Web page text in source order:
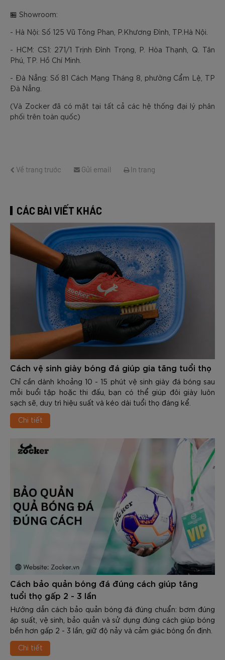
🏪 Showroom:
- Hà Nội: Số 125 Vũ Tông Phan, P.Khương Đình, TP.Hà Nội.
- HCM: CS1: 271/1 Trịnh Đình Trọng, P. Hòa Thạnh, Q. Tân
Phú, TP. Hồ Chí Minh.
- Đà Nẵng: Số 81 Cách Mạng Tháng 8, phường Cẩm Lệ, TP
Đà Nẵng.
(Và Zocker đã có mặt tại tất cả các hệ thống đại lý phân
phối trên toàn quốc)
Về trang trước Gửi email In trang
CÁC BÀI VIẾT KHÁC
Cách vệ sinh giày bóng đá giúp gia tăng tuổi thọ
Chỉ cần dành khoảng 10 - 15 phút vệ sinh giày đá bóng sau
mỗi buổi tập hoặc thi đấu, bạn có thể giúp đôi giày luôn
sạch sẽ, duy trì hiệu suất và kéo dài tuổi thọ đáng kể.
Chi tiết
Cách bảo quản bóng đá đúng cách giúp tăng
tuổi thọ gấp 2 - 3 lần
Hướng dẫn cách bảo quản bóng đá đúng chuẩn: bơm đúng
áp suất, vệ sinh, bảo quản và sử dụng đúng cách giúp bóng
bền hơn gấp 2 - 3 lần, giữ độ nảy và cảm giác bóng ổn định.
Chi tiết